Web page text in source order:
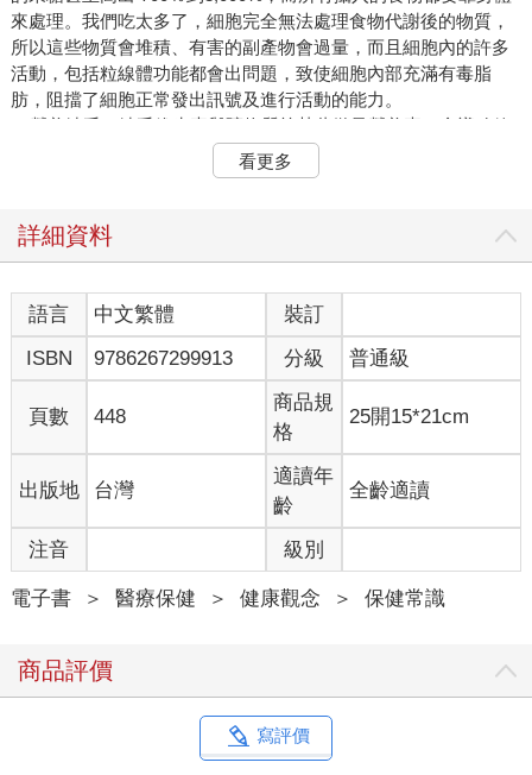
來處理。我們吃太多了，細胞完全無法處理食物代謝後的物質，
所以這些物質會堆積、有害的副產物會過量，而且細胞內的許多
活動，包括粒線體功能都會出問題，致使細胞內部充滿有毒脂
肪，阻擋了細胞正常發出訊號及進行活動的能力。
2. 營養缺乏：缺乏維生素與礦物質等某些微量營養素，會導致粒
線體功能失常。粒線體產生能量的最後一個步驟，是電子要在稱
為「電子傳遞鏈」的五個蛋白質結構上傳送，最後以此驅動一個
素來活化才能運作，微量營養素就像小小的鑰匙，用來打開蛋白
3. 微生物群系問題：健康且活躍的腸道微生物群系，會充滿有益
微生物生存的食物，而且沒有危害微生物的化學物，然後可以產
生數千種稱為後生元的化學物，從腸道出發在人體中旅行，擔任
重要的傳訊分子，其中有些更會直接影響粒線體。微生物群系不
平衡也稱為「微生態失調」，此時無法生成後生元等有益化學
物，粒線體所需的傳訊與支援因此遭到剝奪。微生態失調的觸發
因子包括過量精製糖、超加工食品、農藥、非類固醇抗發炎藥
物、抗生素、慢性壓 力、缺乏睡眠、攝取酒精、四體不勤、抽菸
4. 久坐的生活型態：缺乏運動會導致粒線體功能減弱，造成細胞
內粒線體的數量減少且體積變小。對細胞來說，運動是告知細胞
製造更多能量以供肌肉使用的有力訊號，方式則是透過調升數種
避免自由基的傷害，因而使粒線體容易遭到損傷，而且也不會發
出有利於粒線體的訊號，讓粒線體的功能障礙更趨惡化。
5. 慢性壓力：長期承受壓力會經由數個機制，導致粒線體功能失
常。第一個機制是，慢性壓力會啟動壓力荷爾蒙皮質醇的釋放，
看更多
詳細資料
語言 中文繁體
裝訂
ISBN
9786267299913 分級 普通級
頁數 448
商品規
格
25開15*21cm
出版地 台灣
適讀年
齡
全齡適讀
注音 級別
電子書 ＞ 醫療保健 ＞ 健康觀念 ＞ 保健常識
商品評價
寫評價